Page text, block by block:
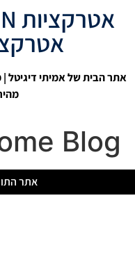
אתר הבית של אמיתי דיגיטל|
Blog
אתר